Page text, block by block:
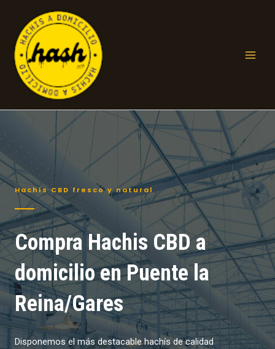
contenido
Hachís CBD fresco y natural
Compra Hachis CBD a
domicilio en Puente la
Reina/Gares
Disponemos el más destacable hachís de calidad